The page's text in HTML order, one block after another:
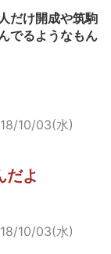
だけ開成や筑駒
でるようなもん
10/03(水)
だよ
10/03(水)